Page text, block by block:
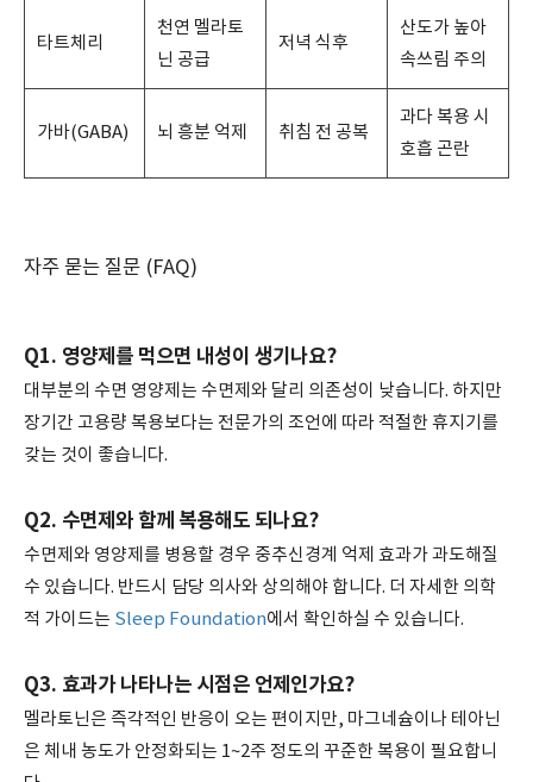
타트체리
천연 멜라토
닌 공급
저녁 식후
산도가 높아
속쓰림 주의
가바(GABA) 뇌 흥분 억제 취침 전 공복
과다 복용 시
호흡 곤란
자주 묻는 질문 (FAQ)
Q1. 영양제를 먹으면 내성이 생기나요?
대부분의 수면 영양제는 수면제와 달리 의존성이 낮습니다. 하지만
장기간 고용량 복용보다는 전문가의 조언에 따라 적절한 휴지기를
갖는 것이 좋습니다.
Q2. 수면제와 함께 복용해도 되나요?
수면제와 영양제를 병용할 경우 중추신경계 억제 효과가 과도해질
수 있습니다. 반드시 담당 의사와 상의해야 합니다. 더 자세한 의학
적 가이드는 Sleep Foundation에서 확인하실 수 있습니다.
Q3. 효과가 나타나는 시점은 언제인가요?
멜라토닌은 즉각적인 반응이 오는 편이지만, 마그네슘이나 테아닌
은 체내 농도가 안정화되는 1~2주 정도의 꾸준한 복용이 필요합니